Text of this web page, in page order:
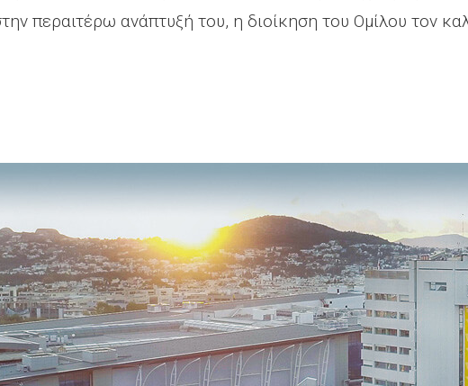
περαιτέρω ανάπτυξή του, η διοίκηση του Ομίλου τον